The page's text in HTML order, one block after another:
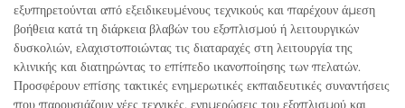
εξυπηρετούνται από εξειδικευμένους τεχνικούς και παρέχουν άμεση
βοήθεια κατά τη διάρκεια βλαβών του εξοπλισμού ή λειτουργικών
δυσκολιών, ελαχιστοποιώντας τις διαταραχές στη λειτουργία της
κλινικής και διατηρώντας το επίπεδο ικανοποίησης των πελατών.
Προσφέρουν επίσης τακτικές ενημερωτικές εκπαιδευτικές συναντήσεις
που παρουσιάζουν νέες τεχνικές, ενημερώσεις του εξοπλισμού και